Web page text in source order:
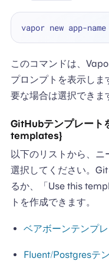
このコマンドは、
プロンプトを表示し
要な場合は選択できま
GitHubテンプレー
templates}
以下のリストから、ニ
選択してください。
るか、「Use this
トを作成できます。
ベアボーンテンプレ
Fluent/Postgresテ